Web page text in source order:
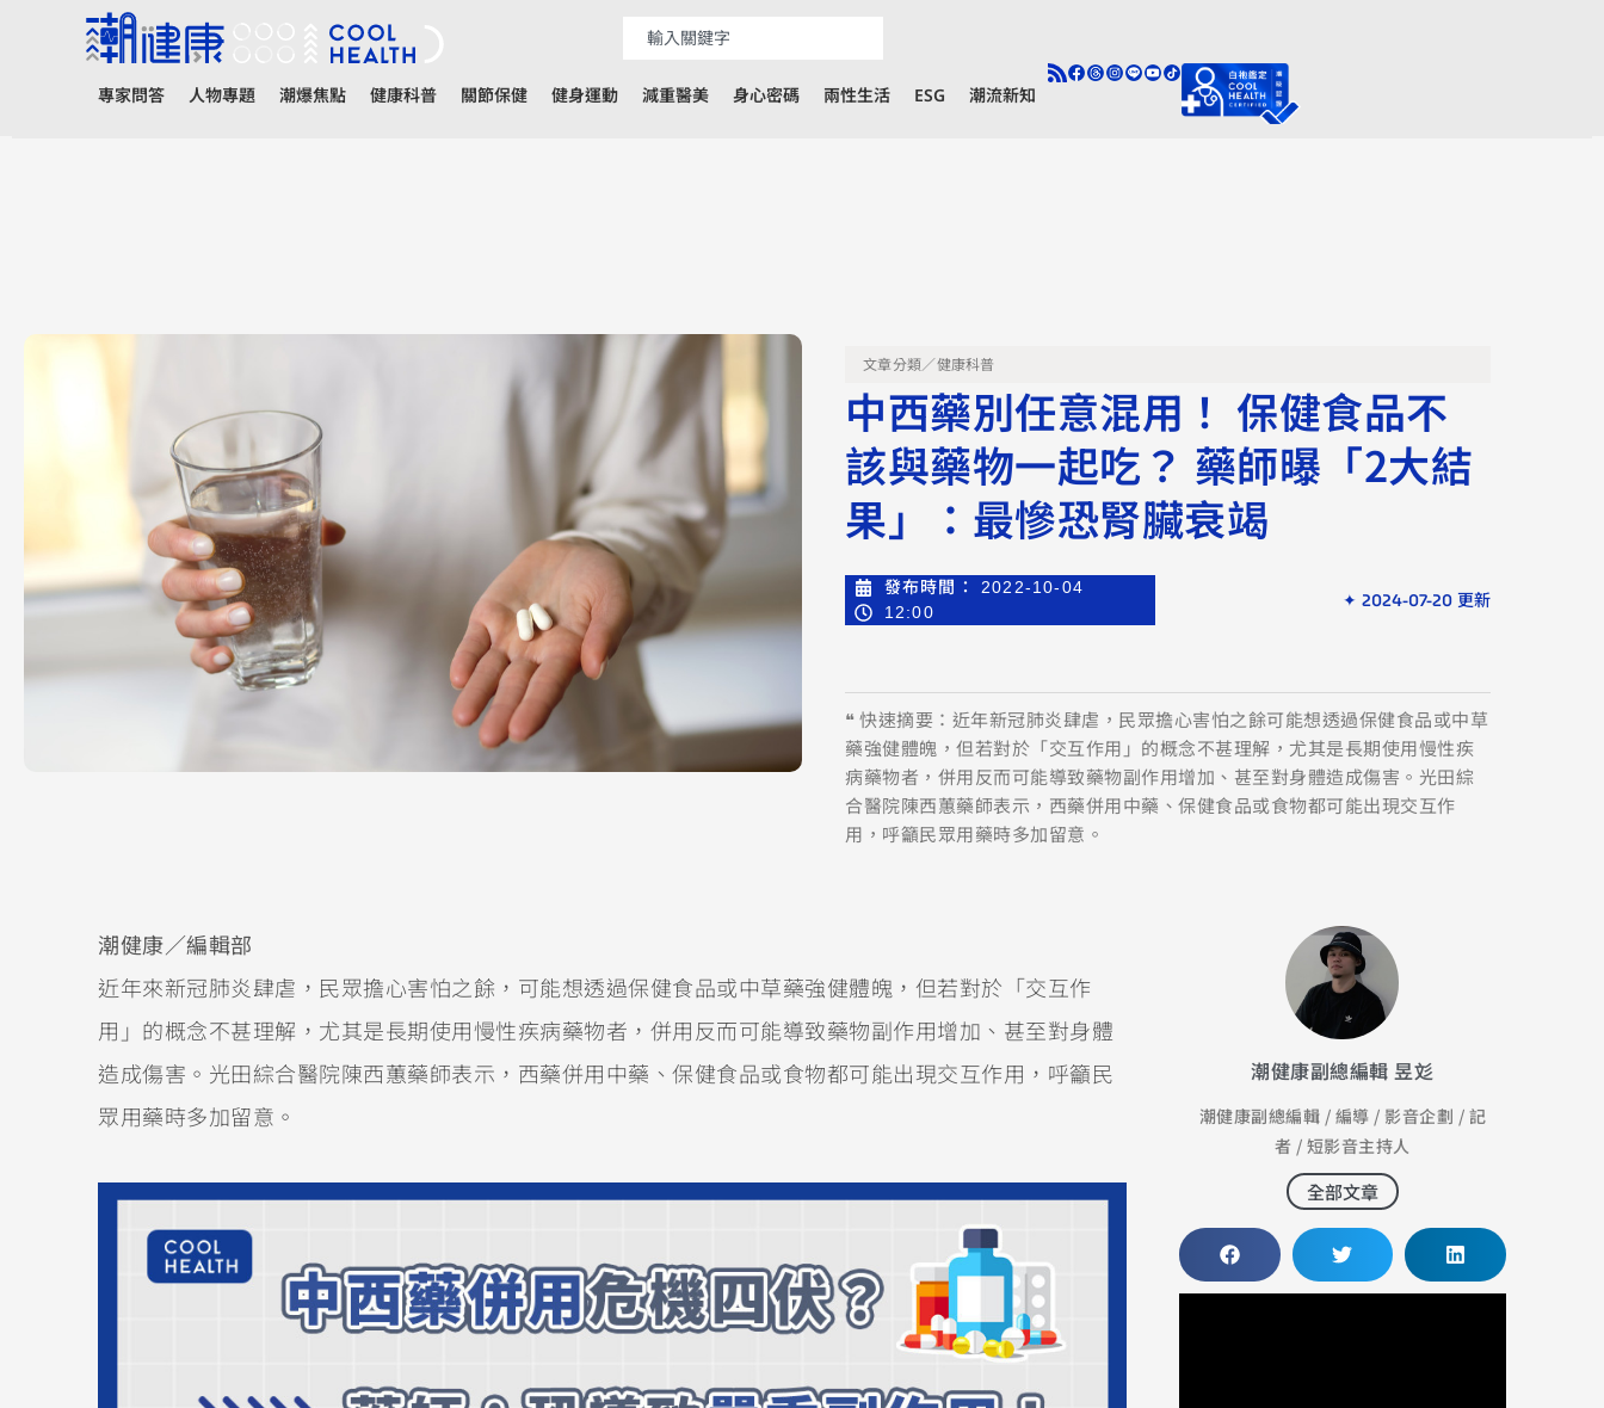
專家問答 人物專題 潮爆焦點 健康科普 關節保健 健身運動 減重醫美 身心密碼 兩性生活 ESG 潮流新知
文章分類／健康科普
中西藥別任意混用！ 保健食品不
該與藥物一起吃？ 藥師曝「2大結
果」：最慘恐腎臟衰竭
發布時間：
2022-10-04
12:00
✦ 2024-07-20 更新
❝ 快速摘要：近年新冠肺炎肆虐，民眾擔心害怕之餘可能想透過保健食品或中草
藥強健體魄，但若對於「交互作用」的概念不甚理解，尤其是長期使用慢性疾
病藥物者，併用反而可能導致藥物副作用增加、甚至對身體造成傷害。光田綜
合醫院陳西蕙藥師表示，西藥併用中藥、保健食品或食物都可能出現交互作
用，呼籲民眾用藥時多加留意。
潮健康／編輯部
近年來新冠肺炎肆虐，民眾擔心害怕之餘，可能想透過保健食品或中草藥強健體魄，但若對於「交互作
用」的概念不甚理解，尤其是長期使用慢性疾病藥物者，併用反而可能導致藥物副作用增加、甚至對身體
造成傷害。光田綜合醫院陳西蕙藥師表示，西藥併用中藥、保健食品或食物都可能出現交互作用，呼籲民
眾用藥時多加留意。
潮健康副總編輯 昱彣
潮健康副總編輯 / 編導 / 影音企劃 / 記
者 / 短影音主持人
全部文章